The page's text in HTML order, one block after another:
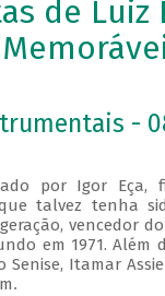
de Luiz
-
por Igor Eça,
talvez tenha
vencedor
em 1971. Além
Itamar
.